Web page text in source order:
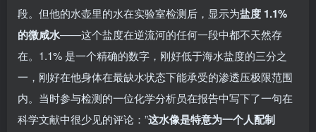
段。但他的水壶里的水在实验室检测后，显示为盐度 1.1%
的微咸水——这个盐度在逆流河的任何一段中都不天然存
在。1.1% 是一个精确的数字，刚好低于海水盐度的三分之
一，刚好在他身体在最缺水状态下能承受的渗透压极限范围
内。当时参与检测的一位化学分析员在报告中写下了一句在
科学文献中很少见的评论：”这水像是特意为一个人配制